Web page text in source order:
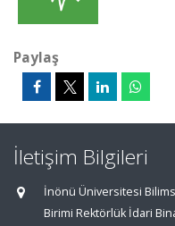
Paylaş
İletişim Bilgileri
İnönü Üniversitesi
Birimi Rektörlük İdari